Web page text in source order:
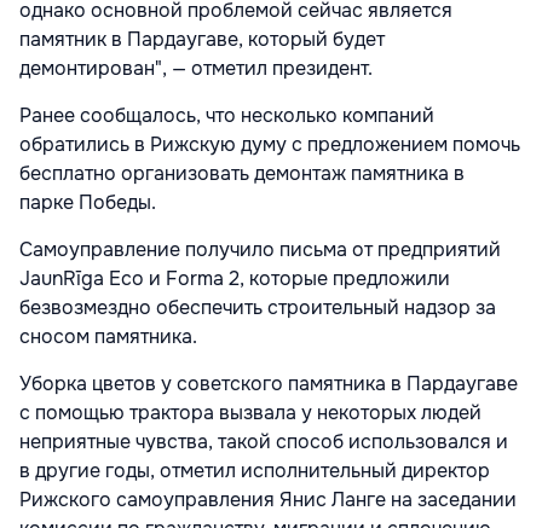
однако основной проблемой сейчас является
памятник в Пардаугаве, который будет
демонтирован", — отметил президент.
Ранее сообщалось, что несколько компаний
обратились в Рижскую думу с предложением помочь
бесплатно организовать демонтаж памятника в
парке Победы.
Самоуправление получило письма от предприятий
JaunRīga Eco и Forma 2, которые предложили
безвозмездно обеспечить строительный надзор за
сносом памятника.
Уборка цветов у советского памятника в Пардаугаве
с помощью трактора вызвала у некоторых людей
неприятные чувства, такой способ использовался и
в другие годы, отметил исполнительный директор
Рижского самоуправления Янис Ланге на заседании